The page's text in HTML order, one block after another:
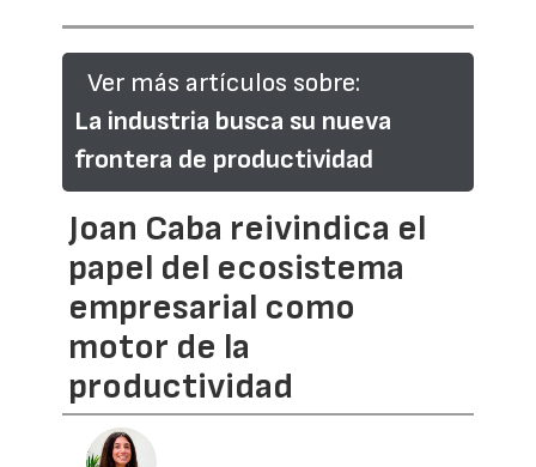
Ver más artículos sobre:
La industria busca su nueva
frontera de productividad
Joan Caba reivindica el
papel del ecosistema
empresarial como
motor de la
productividad